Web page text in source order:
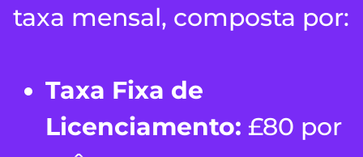
taxa mensal, composta por:
Taxa Fixa de
Licenciamento: £80 por